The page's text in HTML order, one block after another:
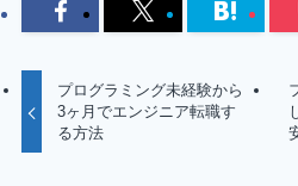
プログラミング未経験から
3ヶ月でエンジニア転職す
る方法